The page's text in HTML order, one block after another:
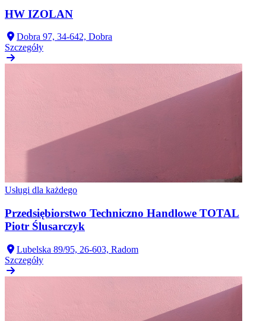
HW IZOLAN
Dobra 97, 34-642, Dobra
Szczegóły
Usługi dla każdego
Przedsiębiorstwo Techniczno Handlowe TOTAL
Piotr Ślusarczyk
Lubelska 89/95, 26-603, Radom
Szczegóły